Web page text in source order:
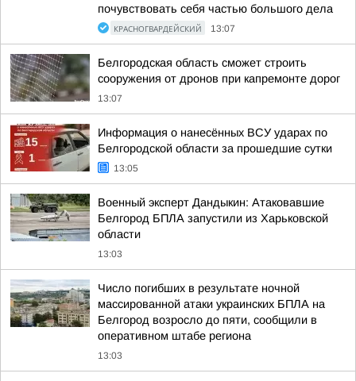
почувствовать себя частью большого дела
КРАСНОГВАРДЕЙСКИЙ 13:07
Белгородская область сможет строить
сооружения от дронов при капремонте дорог
13:07
Информация о нанесённых ВСУ ударах по
Белгородской области за прошедшие сутки
13:05
Военный эксперт Дандыкин: Атаковавшие
Белгород БПЛА запустили из Харьковской
области
13:03
Число погибших в результате ночной
массированной атаки украинских БПЛА на
Белгород возросло до пяти, сообщили в
оперативном штабе региона
13:03